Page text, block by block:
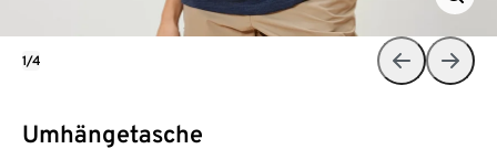
Umhängetasche
1/4